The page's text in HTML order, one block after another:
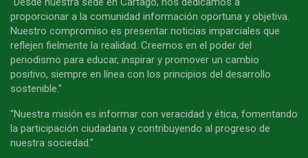
proporcionar a la comunidad información oportuna y objetiva.
Nuestro compromiso es presentar noticias imparciales que
reflejen fielmente la realidad. Creemos en el poder del
periodismo para educar, inspirar y promover un cambio
positivo, siempre en línea con los principios del desarrollo
sostenible."
"Nuestra misión es informar con veracidad y ética, fomentando
la participación ciudadana y contribuyendo al progreso de
nuestra sociedad."